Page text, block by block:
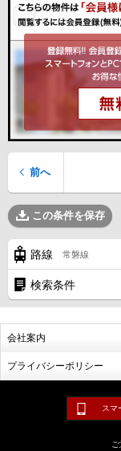
前へ
この条件を保存
路線 常磐線
検索条件
会社案内
プライバシーポリシー
スマ